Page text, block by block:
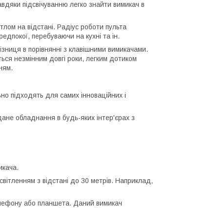
підсвічуванню легко знайти вимикач в
на відстані. Радіус роботи пульта
перебуваючи на кухні та ін.
в порівнянні з клавішними вимикачами.
незмінним довгі роки, легким дотиком
підходять для самих інноваційних і
обладнання в будь-яких інтер'єрах з
з відстані до 30 метрів. Наприклад,
або планшета. Даний вимикач